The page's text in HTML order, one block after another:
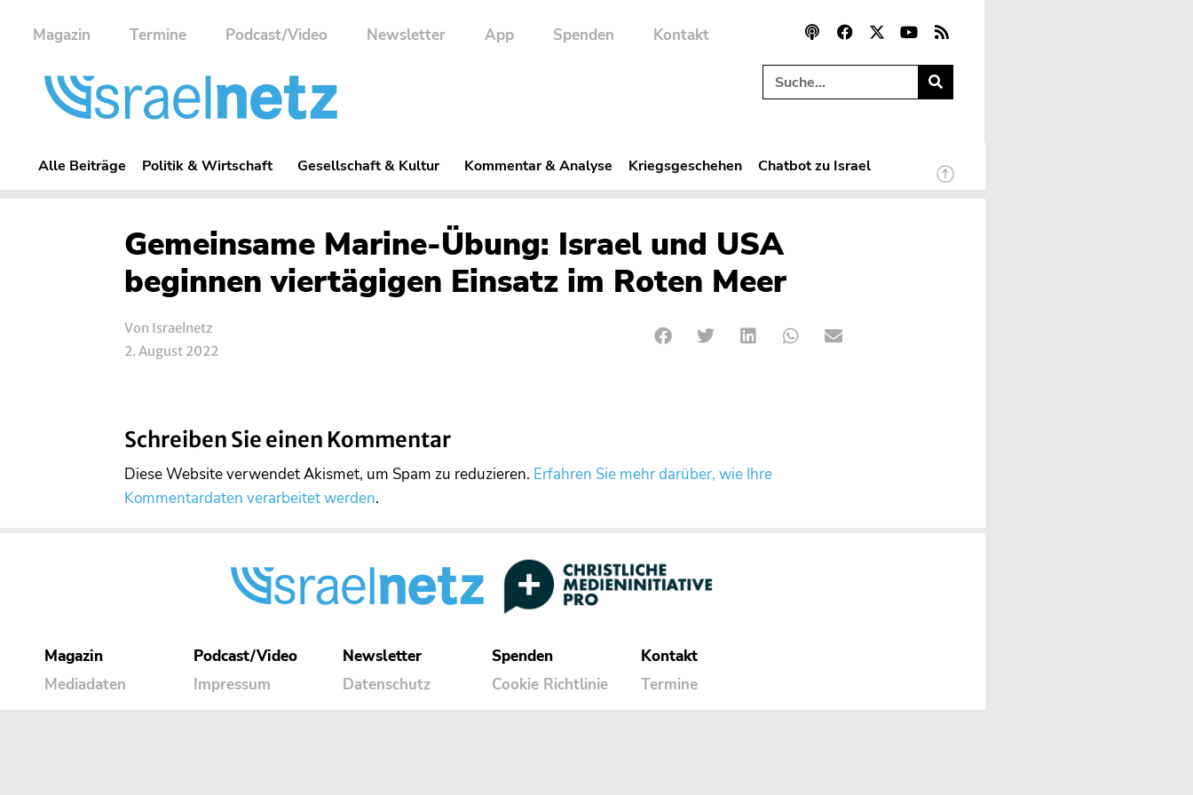
Magazin Termine Podcast/Video Newsletter App Spenden Kontakt
Alle Beiträge Politik & Wirtschaft Gesellschaft & Kultur Kommentar & Analyse Kriegsgeschehen Chatbot zu Israel
Gemeinsame Marine-Übung: Israel und USA
beginnen viertägigen Einsatz im Roten Meer
Von Israelnetz
2. August 2022
Schreiben Sie einen Kommentar
Diese Website verwendet Akismet, um Spam zu reduzieren. Erfahren Sie mehr darüber, wie Ihre
Kommentardaten verarbeitet werden.
Magazin
Mediadaten
Podcast/Video
Impressum
Newsletter
Datenschutz
Spenden
Cookie Richtlinie
Kontakt
Termine